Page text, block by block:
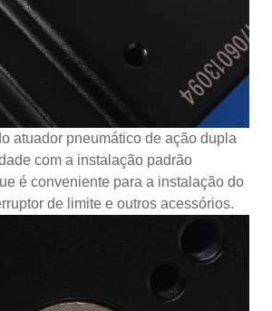
atuador pneumático de ação dupla
com a instalação padrão
é conveniente para a instalação do
de limite e outros acessórios.